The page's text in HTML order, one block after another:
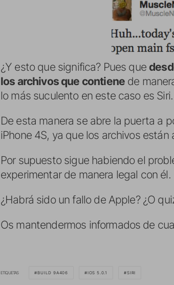
¿Y esto que significa? Pues que
los archivos que contiene de
lo más suculento en este caso es Siri.
De esta manera se abre la puerta a
iPhone 4S, ya que los archivos
Por supuesto sigue habiendo el
experimentar de manera legal con él.
¿Habrá sido un fallo de Apple? ¿O
Os mantendermos informados de
ETIQUETAS BUILD 9A406 IOS 5.0.1 SIRI